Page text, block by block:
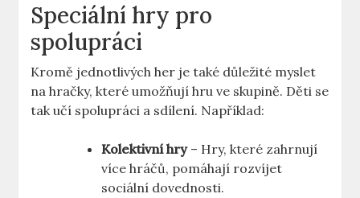
Speciální hry pro
spolupráci
Kromě jednotlivých her je také důležité myslet
na hračky, které umožňují hru ve skupině. Děti se
tak učí spolupráci a sdílení. Například:
Kolektivní hry– Hry, které zahrnují
více hráčů, pomáhají rozvíjet
sociální dovednosti.